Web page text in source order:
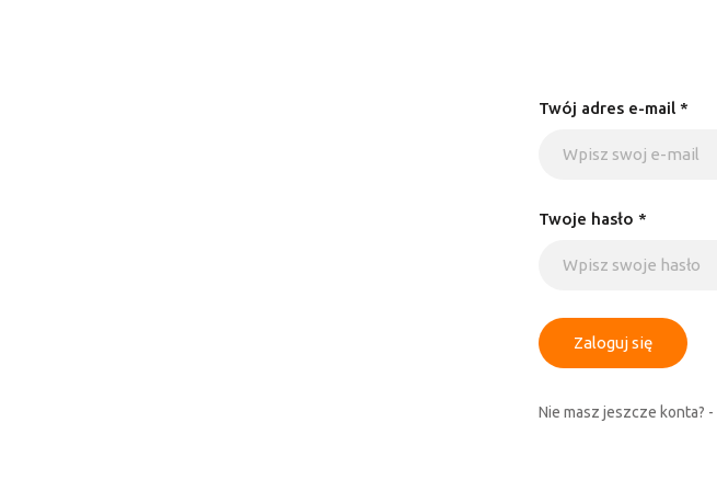
Twój adres e-mail *
Twoje hasło *
Zaloguj się
Nie masz jeszcze konta? -